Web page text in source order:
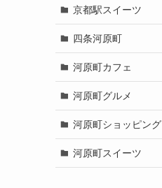
京都駅スイーツ
四条河原町
河原町カフェ
河原町グルメ
河原町ショッピング
河原町スイーツ